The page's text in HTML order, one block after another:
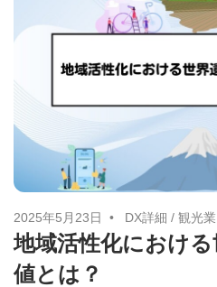
2025年5月23日 DX詳細 / 観光業
地域活性化におけ
値とは？